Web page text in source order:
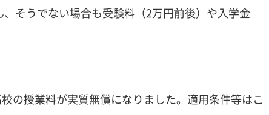
そうでない場合も受験料（2万円前後）や入学金
の授業料が実質無償になりました。適用条件等はこ